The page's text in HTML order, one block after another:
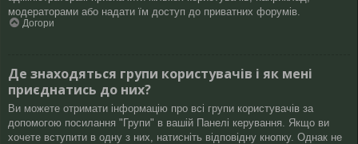
модераторами або надати їм доступ до приватних форумів.
Догори
Де знаходяться групи користувачів і як мені
приєднатись до них?
Ви можете отримати інформацію про всі групи користувачів за
допомогою посилання "Групи" в вашій Панелі керування. Якщо ви
хочете вступити в одну з них, натисніть відповідну кнопку. Однак не